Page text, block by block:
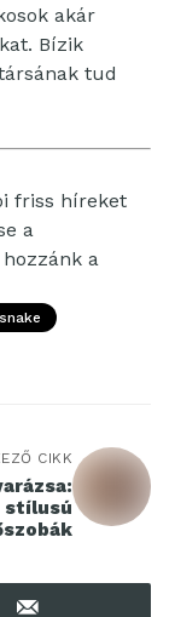
akár
Bízik
tud
friss híreket
a
a
CIKK
stílusú